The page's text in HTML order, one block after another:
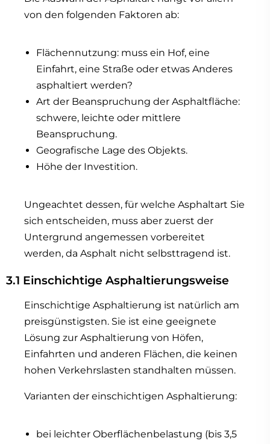
von den folgenden Faktoren ab:
Flächennutzung: muss ein Hof, eine
Einfahrt, eine Straße oder etwas Anderes
asphaltiert werden?
Art der Beanspruchung der Asphaltfläche:
schwere, leichte oder mittlere
Beanspruchung.
Geografische Lage des Objekts.
Höhe der Investition.
Ungeachtet dessen, für welche Asphaltart Sie
sich entscheiden, muss aber zuerst der
Untergrund angemessen vorbereitet
werden, da Asphalt nicht selbsttragend ist.
3.1 Einschichtige Asphaltierungsweise
Einschichtige Asphaltierung ist natürlich am
preisgünstigsten. Sie ist eine geeignete
Lösung zur Asphaltierung von Höfen,
Einfahrten und anderen Flächen, die keinen
hohen Verkehrslasten standhalten müssen.
Varianten der einschichtigen Asphaltierung:
bei leichter Oberflächenbelastung (bis 3,5